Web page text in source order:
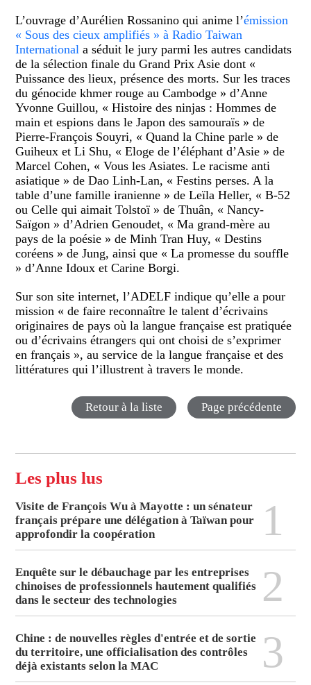
L’ouvrage d’Aurélien Rossanino qui anime l’émission
« Sous des cieux amplifiés » à Radio Taiwan
International a séduit le jury parmi les autres candidats
de la sélection finale du Grand Prix Asie dont «
Puissance des lieux, présence des morts. Sur les traces
du génocide khmer rouge au Cambodge » d’Anne
Yvonne Guillou, « Histoire des ninjas : Hommes de
main et espions dans le Japon des samouraïs » de
Pierre-François Souyri, « Quand la Chine parle » de
Guiheux et Li Shu, « Eloge de l’éléphant d’Asie » de
Marcel Cohen, « Vous les Asiates. Le racisme anti
asiatique » de Dao Linh-Lan, « Festins perses. A la
table d’une famille iranienne » de Leïla Heller, « B-52
ou Celle qui aimait Tolstoï » de Thuân, « Nancy-
Saïgon » d’Adrien Genoudet, « Ma grand-mère au
pays de la poésie » de Minh Tran Huy, « Destins
coréens » de Jung, ainsi que « La promesse du souffle
» d’Anne Idoux et Carine Borgi.
Sur son site internet, l’ADELF indique qu’elle a pour
mission «de faire reconnaître le talent d’écrivains
originaires de pays où la langue française est pratiquée
ou d’écrivains étrangers qui ont choisi de s’exprimer
en français », au service de la langue française et des
littératures qui l’illustrent à travers le monde.
Retour à la liste Page précédente
Les plus lus
Visite de François Wu à Mayotte : un sénateur
français prépare une délégation à Taïwan pour
approfondir la coopération
1
Enquête sur le débauchage par les entreprises
chinoises de professionnels hautement qualifiés
dans le secteur des technologies
2
Chine : de nouvelles règles d'entrée et de sortie
du territoire, une officialisation des contrôles
déjà existants selon la MAC
3